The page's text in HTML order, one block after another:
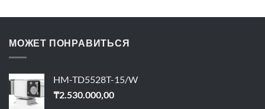
МОЖЕТ ПОНРАВИТЬСЯ
HM-TD5528T-15/W
₸2.530.000,00